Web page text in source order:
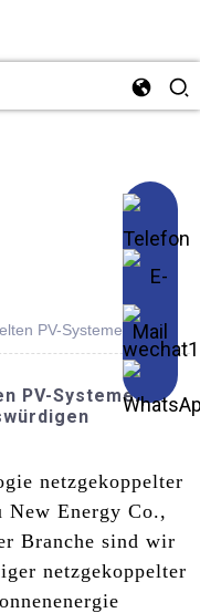
PV-Systemen
PV-Systemen –
netzgekoppelter
New Energy Co.,
Branche sind wir
netzgekoppelter